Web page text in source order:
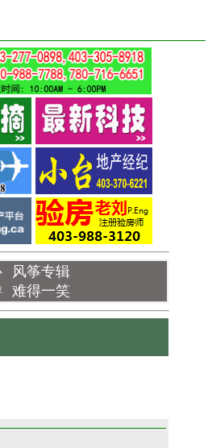
风筝专辑
难得一笑